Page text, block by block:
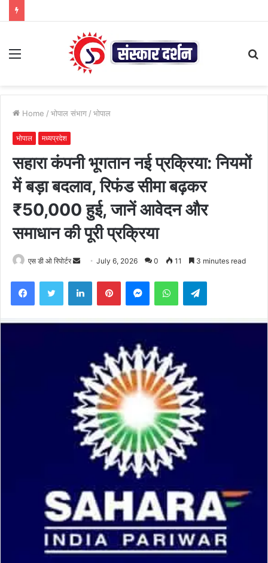
Menu
Home / भोपाल संभाग / भोपाल
भोपाल मध्यप्रदेश
सहारा कंपनी भूगतान नई प्रक्रिया: नियमों
में बड़ा बदलाव, रिफंड सीमा बढ़कर
₹50,000 हुई, जानें आवेदन और
समाधान की पूरी प्रक्रिया
एस डी ओ रिपोर्टर
Send July 6, 2026 0 11 3 minutes read
FacebookTwitter LinkedInPinterestMessengerWhatsAppTelegram